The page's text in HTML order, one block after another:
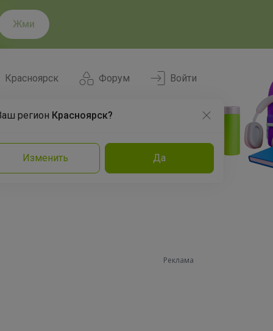
Жми
Форум
Красноярск
регион Красноярск?
Изменить Да
Войти
Команда Эксперты
Реклама